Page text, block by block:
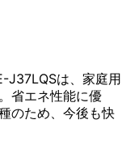
J37LQSは、家庭用
省エネ性能に優
のため、今後も快